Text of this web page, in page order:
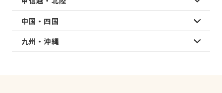
中国・四国
九州・沖縄